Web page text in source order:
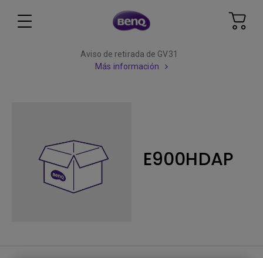
Aviso de retirada de GV31
Más información
E900HDAP